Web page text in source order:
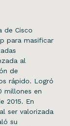
de Cisco
para masificar
al
de
rápido. Logró
millones en
2015. En
ser valorizada
su